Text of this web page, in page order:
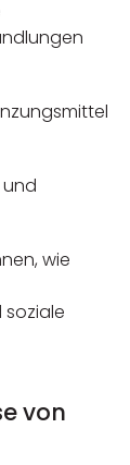
wie
soziale
von